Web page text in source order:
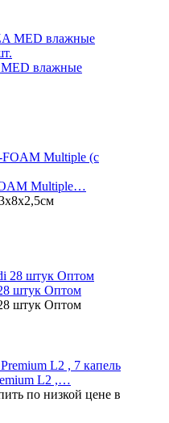
влажные
Multiple…
штук Оптом
штук Оптом
L2 ,…
по низкой цене в